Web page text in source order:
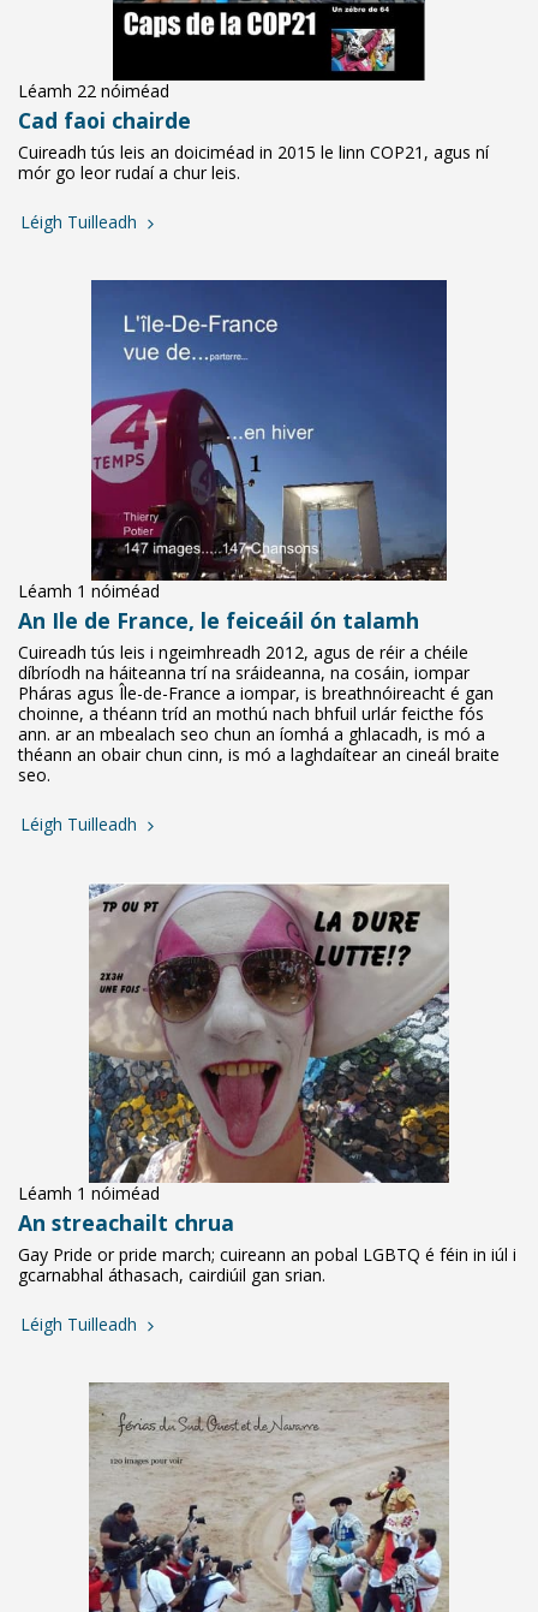
Léamh 22 nóiméad
Cad faoi chairde
Cuireadh tús leis an doiciméad in 2015 le linn COP21, agus ní
mór go leor rudaí a chur leis.
Léigh Tuilleadh
Léamh 1 nóiméad
An Ile de France, le feiceáil ón talamh
Cuireadh tús leis i ngeimhreadh 2012, agus de réir a chéile
díbríodh na háiteanna trí na sráideanna, na cosáin, iompar
Pháras agus Île-de-France a iompar, is breathnóireacht é gan
choinne, a théann tríd an mothú nach bhfuil urlár feicthe fós
ann. ar an mbealach seo chun an íomhá a ghlacadh, is mó a
théann an obair chun cinn, is mó a laghdaítear an cineál braite
seo.
Léigh Tuilleadh
Léamh 1 nóiméad
An streachailt chrua
Gay Pride or pride march; cuireann an pobal LGBTQ é féin in iúl i
gcarnabhal áthasach, cairdiúil gan srian.
Léigh Tuilleadh